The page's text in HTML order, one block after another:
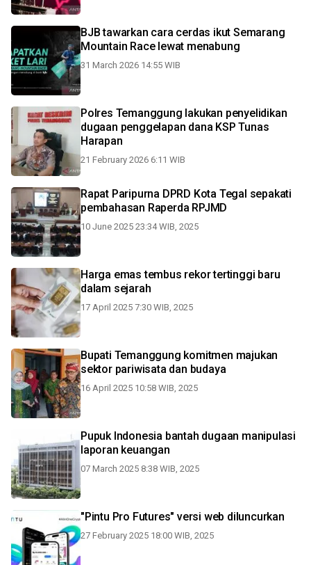
BJB tawarkan cara cerdas ikut Semarang
Mountain Race lewat menabung
31 March 2026 14:55 WIB
Polres Temanggung lakukan penyelidikan
dugaan penggelapan dana KSP Tunas
Harapan
21 February 2026 6:11 WIB
Rapat Paripurna DPRD Kota Tegal sepakati
pembahasan Raperda RPJMD
10 June 2025 23:34 WIB, 2025
Harga emas tembus rekor tertinggi baru
dalam sejarah
17 April 2025 7:30 WIB, 2025
Bupati Temanggung komitmen majukan
sektor pariwisata dan budaya
16 April 2025 10:58 WIB, 2025
Pupuk Indonesia bantah dugaan manipulasi
laporan keuangan
07 March 2025 8:38 WIB, 2025
"Pintu Pro Futures" versi web diluncurkan
27 February 2025 18:00 WIB, 2025